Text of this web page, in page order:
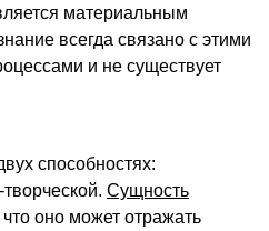
материальным
всегда связано с этими
и не существует
способностях:
Сущность
что оно может отражать